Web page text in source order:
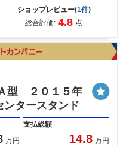
ショップレビュー(1件)
総合評価: 4.8 点
型 ２０１５年
タースタンド
万円
支払総額
14.8 万円